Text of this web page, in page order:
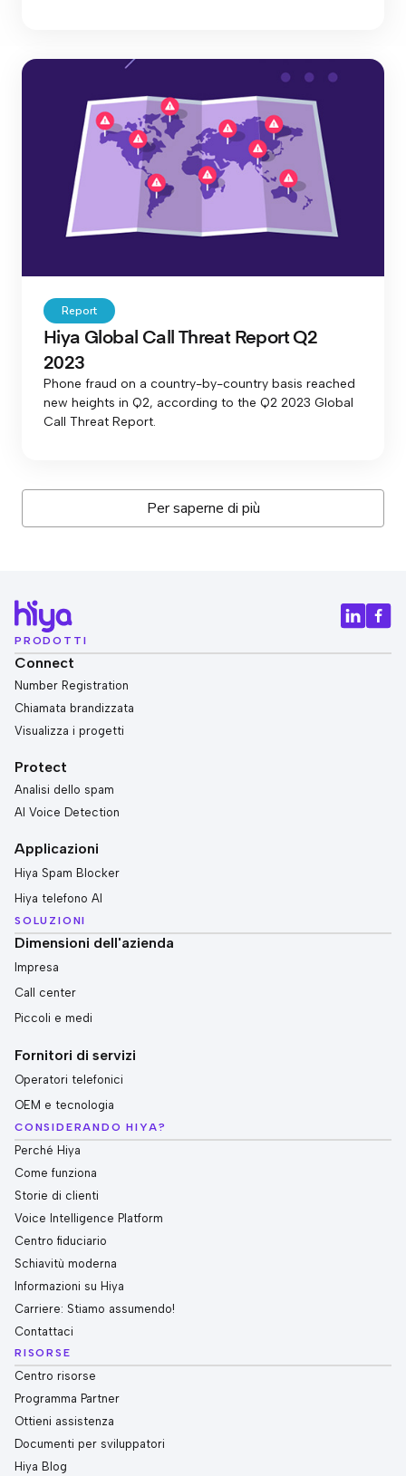
Report
Hiya Global Call Threat Report Q2
2023
Phone fraud on a country-by-country basis reached
new heights in Q2, according to the Q2 2023 Global
Call Threat Report.
Per saperne di più
PRODOTTI
Connect
Number Registration
Chiamata brandizzata
Visualizza i progetti
Protect
Analisi dello spam
AI Voice Detection
Applicazioni
Hiya Spam Blocker
Hiya telefono AI
SOLUZIONI
Dimensioni dell'azienda
Impresa
Call center
Piccoli e medi
Fornitori di servizi
Operatori telefonici
OEM e tecnologia
CONSIDERANDO HIYA?
Perché Hiya
Come funziona
Storie di clienti
Voice Intelligence Platform
Centro fiduciario
Schiavitù moderna
Informazioni su Hiya
Carriere: Stiamo assumendo!
Contattaci
RISORSE
Centro risorse
Programma Partner
Ottieni assistenza
Documenti per sviluppatori
Hiya Blog